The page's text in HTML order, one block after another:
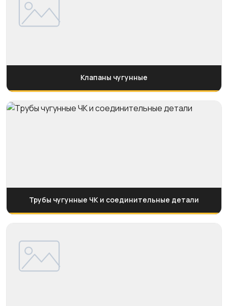
Клапаны чугунные
Трубы чугунные ЧК и соединительные детали